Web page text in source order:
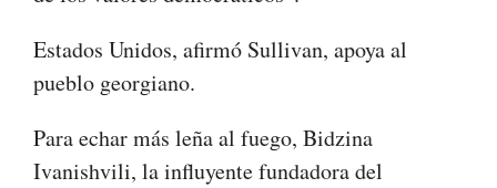
Estados Unidos, afirmó Sullivan, apoya al
pueblo georgiano.
Para echar más leña al fuego, Bidzina
Ivanishvili, la influyente fundadora del